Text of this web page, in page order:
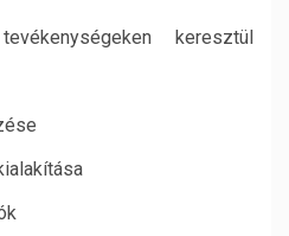
keresztül